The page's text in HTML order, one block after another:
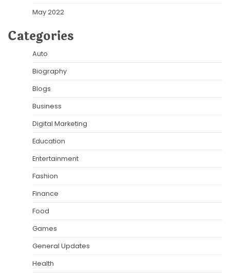
May 2022
Categories
Auto
Biography
Blogs
Business
Digital Marketing
Education
Entertainment
Fashion
Finance
Food
Games
General Updates
Health